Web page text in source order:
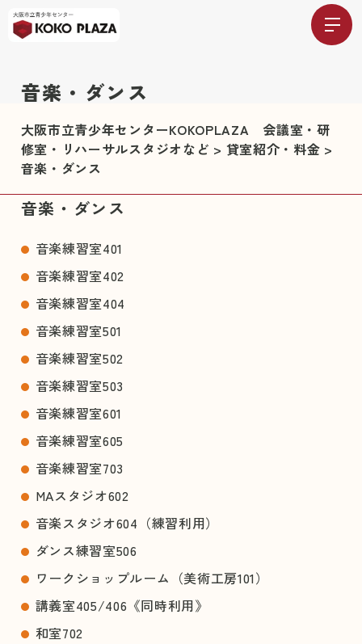
音楽・ダンス
大阪市立青少年センターKOKOPLAZA 会議室・研
修室・リハーサルスタジオなど > 貸室紹介・料金 >
音楽・ダンス
音楽・ダンス
音楽練習室401
音楽練習室402
音楽練習室404
音楽練習室501
音楽練習室502
音楽練習室503
音楽練習室601
音楽練習室605
音楽練習室703
MAスタジオ602
音楽スタジオ604（練習利用）
ダンス練習室506
ワークショップルーム（美術工房101）
講義室405/406《同時利用》
和室702